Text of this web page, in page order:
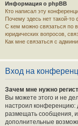
Информация о phpBB
Кто написал эту
Почему здесь нет такой-то
С кем можно связаться по
юридических вопросов,
Как мне связаться с
Вход на
Зачем мне нужно
Вы можете этого и не
настроил конференцию:
размещать сообщения,
дополнительные